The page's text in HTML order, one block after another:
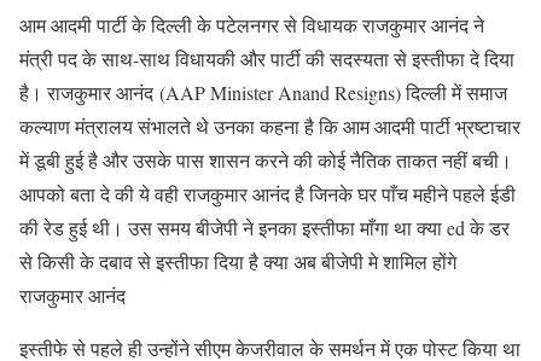
आम आदमी पार्टी के दिल्ली के पटेलनगर से विधायक राजकुमार आनंद ने
मंत्री पद के साथ-साथ विधायकी और पार्टी की सदस्यता से इस्तीफा दे दिया
है। राजकुमार आनंद (AAP Minister Anand Resigns) दिल्ली में समाज
कल्याण मंत्रालय संभालते थे उनका कहना है कि आम आदमी पार्टी भ्रष्टाचार
में डूबी हुई है और उसके पास शासन करने की कोई नैतिक ताकत नहीं बची।
आपको बता दे की ये वही राजकुमार आनंद है जिनके घर पाँच महीने पहले ईडी
की रेड हुई थी। उस समय बीजेपी ने इनका इस्तीफा माँगा था क्या ed के डर
से किसी के दबाव से इस्तीफा दिया है क्या अब बीजेपी मे शामिल होंगे
राजकुमार आनंद
इस्तीफे से पहले ही उन्होंने सीएम केजरीवाल के समर्थन में एक पोस्ट किया था